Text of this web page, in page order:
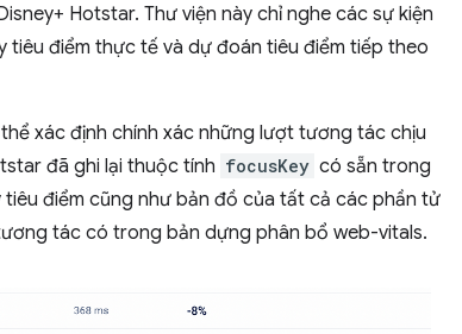
Hotstar. Thư viện này chỉ nghe các sự kiện
tiêu điểm thực tế và dự đoán tiêu điểm tiếp theo
xác định chính xác những lượt tương tác chịu
đã ghi lại thuộc tính focusKey có sẵn trong
điểm cũng như bản đồ của tất cả các phần tử
tác có trong bản dựng phân bổ web-vitals.